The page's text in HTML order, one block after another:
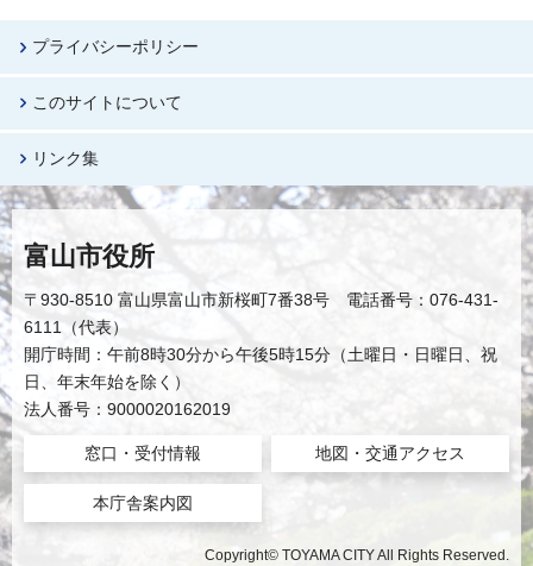
プライバシーポリシー
このサイトについて
リンク集
富山市役所
〒930-8510 富山県富山市新桜町7番38号 電話番号：076-431-
6111（代表）
開庁時間：午前8時30分から午後5時15分（土曜日・日曜日、祝
日、年末年始を除く）
法人番号：9000020162019
窓口・受付情報 地図・交通アクセス
本庁舎案内図
Copyright© TOYAMA CITY All Rights Reserved.